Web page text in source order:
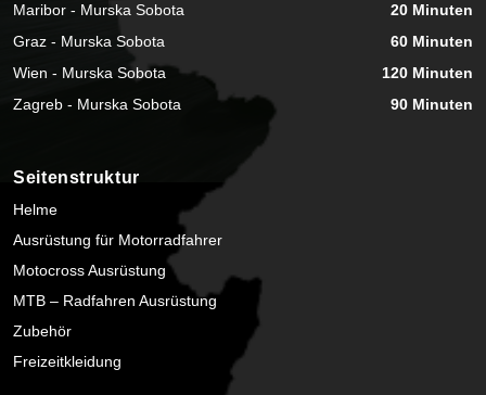
Maribor - Murska Sobota
20 Minuten
Graz - Murska Sobota
60 Minuten
Wien - Murska Sobota
120 Minuten
Zagreb - Murska Sobota
90 Minuten
Seitenstruktur
Helme
Ausrüstung für Motorradfahrer
Motocross Ausrüstung
MTB – Radfahren Ausrüstung
Zubehör
Freizeitkleidung